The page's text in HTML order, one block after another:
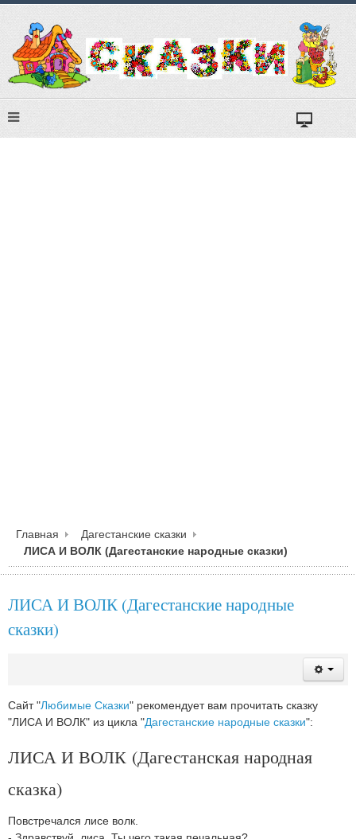
Главная
Дагестанские сказки
ЛИСА И ВОЛК (Дагестанские народные сказки)
ЛИСА И ВОЛК (Дагестанские народные
сказки)
Сайт "Любимые Сказки" рекомендует вам прочитать сказку
"ЛИСА И ВОЛК" из цикла "Дагестанские народные сказки":
ЛИСА И ВОЛК (Дагестанская народная
сказка)
Повстречался лисе волк.